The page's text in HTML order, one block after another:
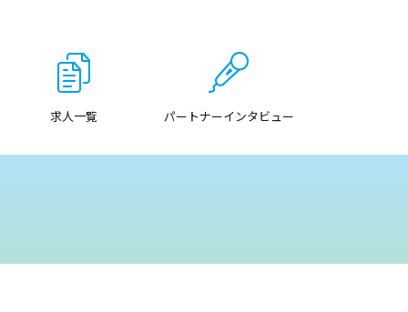
求人一覧 パートナーインタビュー